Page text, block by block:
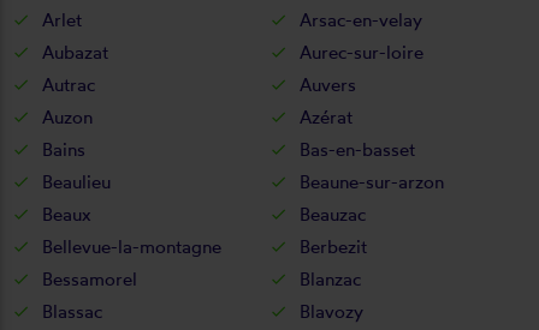
Arlet
Arsac-en-velay
Aubazat
Aurec-sur-loire
Autrac
Auvers
Auzon
Azérat
Bains
Bas-en-basset
Beaulieu
Beaune-sur-arzon
Beaux
Beauzac
Bellevue-la-montagne
Berbezit
Bessamorel
Blanzac
Blassac
Blavozy